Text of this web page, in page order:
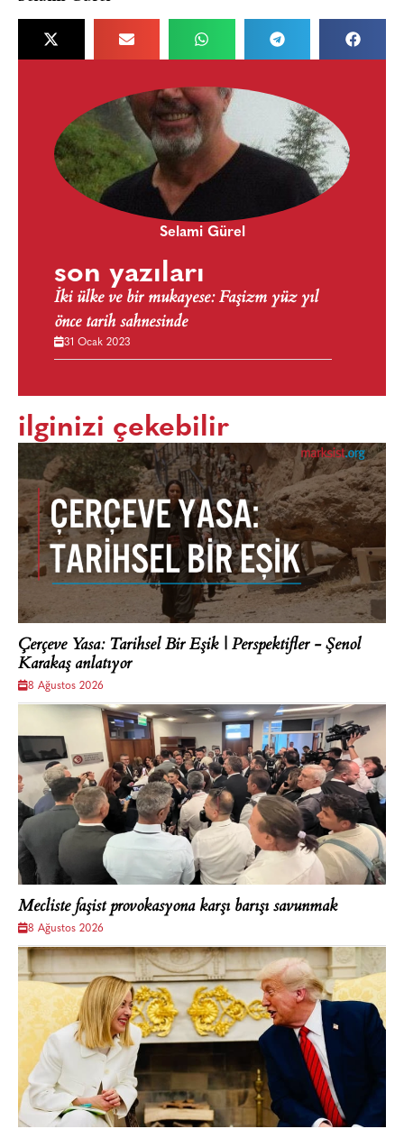
Selami Gürel
son yazıları
İki ülke ve bir mukayese: Faşizm yüz yıl
önce tarih sahnesinde
31 Ocak 2023
ilginizi çekebilir
Çerçeve Yasa: Tarihsel Bir Eşik | Perspektifler - Şenol
Karakaş anlatıyor
8 Ağustos 2026
Mecliste faşist provokasyona karşı barışı savunmak
8 Ağustos 2026